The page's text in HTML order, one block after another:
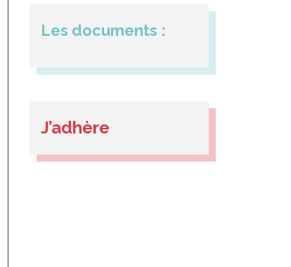
Les documents :
J’adhère